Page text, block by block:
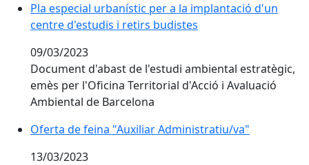
Pla especial urbanístic per a la implantació d'un
centre d'estudis i retirs budistes
09/03/2023
Document d'abast de l'estudi ambiental estratègic,
emès per l'Oficina Territorial d'Acció i Avaluació
Ambiental de Barcelona
Oferta de feina "Auxiliar Administratiu/va"
13/03/2023